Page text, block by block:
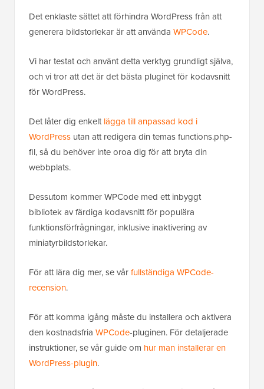
Det enklaste sättet att förhindra WordPress från att
generera bildstorlekar är att använda WPCode.
Vi har testat och använt detta verktyg grundligt själva,
och vi tror att det är det bästa pluginet för kodavsnitt
för WordPress.
Det låter dig enkeltlägga till anpassad kod i
WordPress utan att redigera din temas functions.php-
fil, så du behöver inte oroa dig för att bryta din
webbplats.
Dessutom kommer WPCode med ett inbyggt
bibliotek av färdiga kodavsnitt för populära
funktionsförfrågningar, inklusive inaktivering av
miniatyrbildstorlekar.
För att lära dig mer, se vårfullständiga WPCode-
recension.
För att komma igång måste du installera och aktivera
den kostnadsfria WPCode-pluginen. För detaljerade
instruktioner, se vår guide om hur man installerar en
WordPress-plugin.